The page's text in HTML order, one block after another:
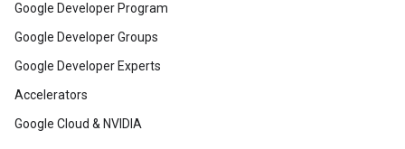
Google Developer Program
Google Developer Groups
Google Developer Experts
Accelerators
Google Cloud & NVIDIA